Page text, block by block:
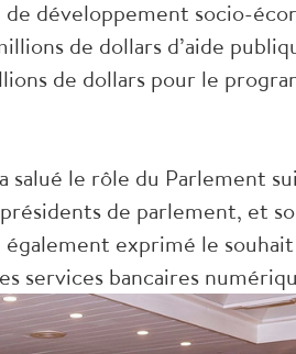
de développement socio-
de dollars d’aide
de dollars pour le
le rôle du Parlement
de parlement, et
exprimé le
services bancaires